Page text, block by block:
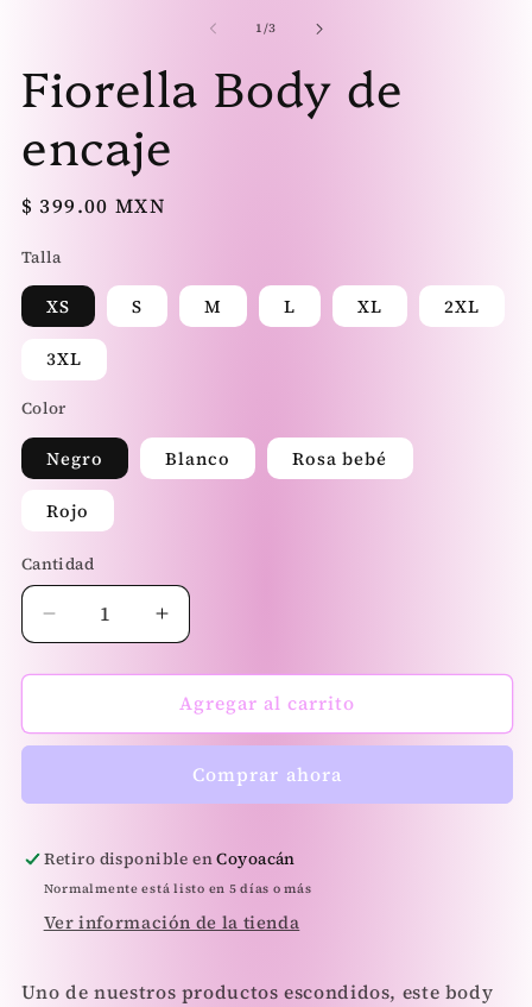
una
ventana
1/de
3
Fiorella Body de
encaje
Precio
$ 399.00 MXN
Talla
XS S M L XL 2XL
3XL
Color
Negro Blanco Rosa bebé
Rojo
Cantidad
Reducir
cantidad
para
Body
Aumentar
cantidad
para
Fiorella
Body
encaje
Agregar al carrito
Comprar ahora
Retiro disponible enCoyoacán
Normalmente está listo en 5 días o más
Ver información de la tienda
Uno de nuestros productos escondidos, este body